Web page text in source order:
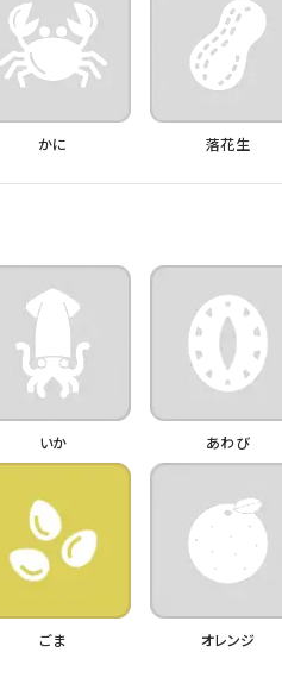
かに 落花生
いか あわび
ごま オレンジ